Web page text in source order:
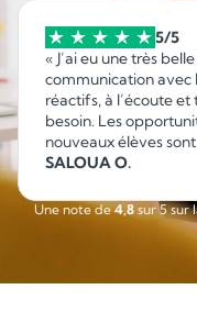
5/5
« J’ai eu une très
communication avec
réactifs, à l’écoute
besoin. Les
nouveaux élèves
fonction de mes
sérieuse, flexible et
SALOUA O.
Une note de4,8sur 5 sur